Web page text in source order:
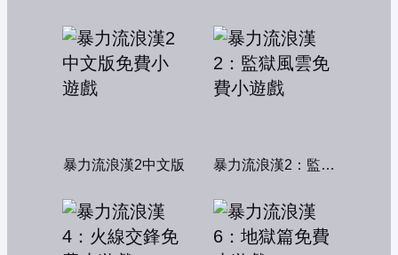
暴力流浪漢2中文版 暴力流浪漢2：監獄風雲